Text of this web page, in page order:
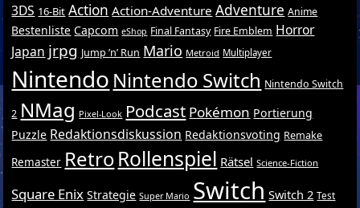
3DS 16-Bit Action Action-Adventure Adventure Anime
Bestenliste Capcom eShop Final Fantasy Fire Emblem Horror
Japan jrpg Jump ’n’ Run Mario Metroid Multiplayer
Nintendo Nintendo Switch Nintendo Switch
2 NMag Pixel-Look Podcast Pokémon Portierung
Puzzle Redaktionsdiskussion Redaktionsvoting Remake
Remaster RetroRollenspiel Rätsel Science-Fiction
Square Enix Strategie Super Mario Switch Switch 2 Test